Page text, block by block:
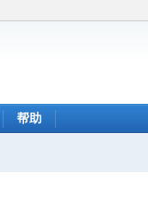
帮助